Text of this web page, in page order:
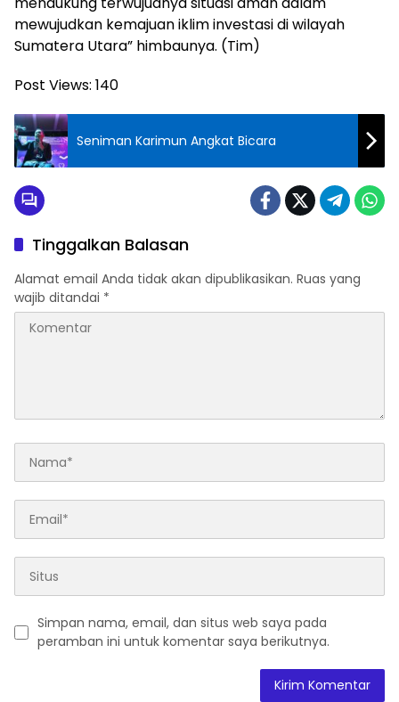
mewujudkan kemajuan iklim investasi di wilayah
Sumatera Utara” himbaunya. (Tim)
Post Views: 140
Seniman Karimun Angkat Bicara
Tinggalkan Balasan
Alamat email Anda tidak akan dipublikasikan. Ruas yang
wajib ditandai *
Simpan nama, email, dan situs web saya pada
peramban ini untuk komentar saya berikutnya.